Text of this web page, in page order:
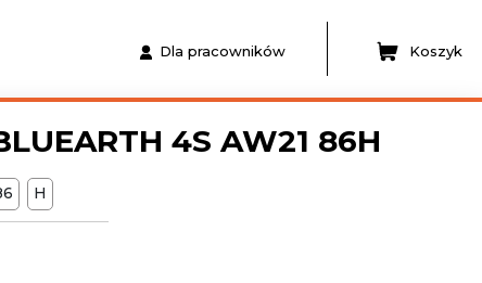
Dla pracowników Koszyk
4S AW21 86H
86 H